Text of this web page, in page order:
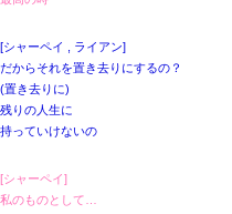
[シャーペイ , ライアン]
だからそれを置き去りにするの？
(置き去りに)
残りの人生に
持っていけないの
[シャーペイ]
私のものとして…